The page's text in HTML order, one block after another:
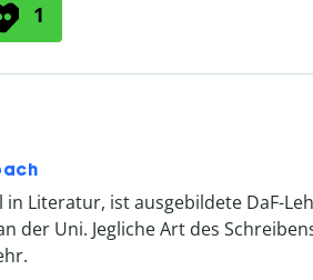
1
Literatur, ist ausgebildete DaF-
der Uni. Jegliche Art des